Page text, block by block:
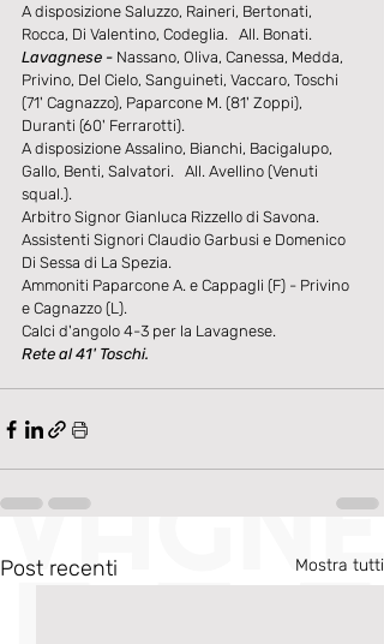
A disposizione Saluzzo, Raineri, Bertonati,
Rocca, Di Valentino, Codeglia.   All. Bonati.
Lavagnese - Nassano, Oliva, Canessa, Medda,
Privino, Del Cielo, Sanguineti, Vaccaro, Toschi
(71' Cagnazzo), Paparcone M. (81' Zoppi),
Duranti (60' Ferrarotti).
A disposizione Assalino, Bianchi, Bacigalupo,
Gallo, Benti, Salvatori.   All. Avellino (Venuti
squal.).
Arbitro Signor Gianluca Rizzello di Savona.
Assistenti Signori Claudio Garbusi e Domenico
Di Sessa di La Spezia.
Ammoniti Paparcone A. e Cappagli (F) - Privino
e Cagnazzo (L).
Calci d'angolo 4-3 per la Lavagnese.
Rete al 41' Toschi.
Post recenti Mostra tutti